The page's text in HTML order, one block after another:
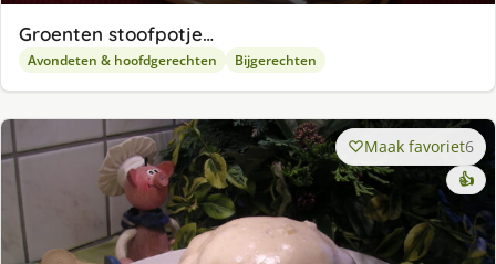
Groenten stoofpotje…
Avondeten & hoofdgerechten Bijgerechten
Maak favoriet6
👍